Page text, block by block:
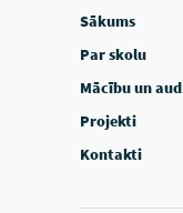
Sākums
Par skolu
Mācību un
Projekti
Kontakti